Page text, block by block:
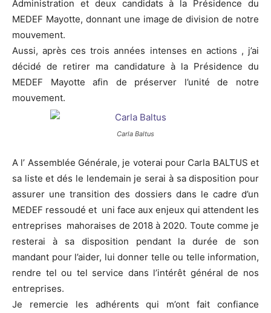
Administration et deux candidats à la Présidence du
MEDEF Mayotte, donnant une image de division de notre
mouvement.
Aussi, après ces trois années intenses en actions , j’ai
décidé de retirer ma candidature à la Présidence du
MEDEF Mayotte afin de préserver l’unité de notre
mouvement.
Carla Baltus
A l’ Assemblée Générale, je voterai pour Carla BALTUS et
sa liste et dés le lendemain je serai à sa disposition pour
assurer une transition des dossiers dans le cadre d’un
MEDEF ressoudé et uni face aux enjeux qui attendent les
entreprises mahoraises de 2018 à 2020. Toute comme je
resterai à sa disposition pendant la durée de son
mandant pour l’aider, lui donner telle ou telle information,
rendre tel ou tel service dans l’intérêt général de nos
entreprises.
Je remercie les adhérents qui m’ont fait confiance